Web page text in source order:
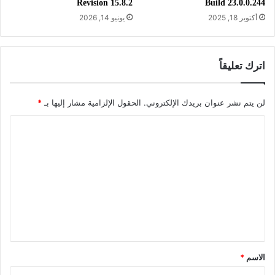
Build 23.0.0.244
أكتوبر 18, 2025
Revision 15.8.2
يونيو 14, 2026
اترك تعليقاً
لن يتم نشر عنوان بريدك الإلكتروني. الحقول الإلزامية مشار إليها بـ *
*
الاسم *